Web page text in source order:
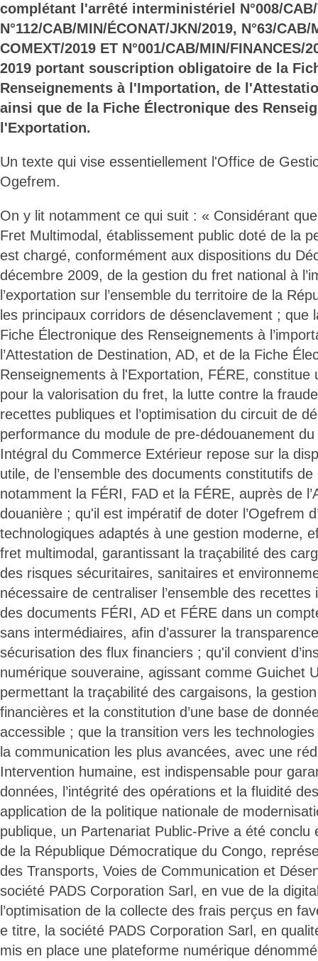
complétant l'arrêté interministériel N°008/CAB/
N°112/CAB/MIN/ÉCONAT/JKN/2019, N°63/CAB/
COMEXT/2019 ET N°001/CAB/MIN/FINANCES/
2019 portant souscription obligatoire de la
Renseignements à l'Importation, de
ainsi que de la Fiche Électronique des
l'Exportation.
Un texte qui vise essentiellement l'Office de
Ogefrem.
On y lit notamment ce qui suit : « Considérant
Fret Multimodal, établissement public doté de la
est chargé, conformément aux dispositions du
décembre 2009, de la gestion du fret national à
l’exportation sur l’ensemble du territoire de la
les principaux corridors de désenclavement ;
Fiche Électronique des Renseignements à
l’Attestation de Destination, AD, et de la Fiche
Renseignements à l'Exportation, FÉRE, constitue
pour la valorisation du fret, la lutte contre la
recettes publiques et l’optimisation du circuit de
performance du module de pre-dédouanement
Intégral du Commerce Extérieur repose sur la
utile, de l’ensemble des documents constitutifs
notamment la FÉRI, FAD et la FÉRE, auprès de
douanière ; qu'il est impératif de doter l’Ogefrem
technologiques adaptés à une gestion moderne,
fret multimodal, garantissant la traçabilité des
des risques sécuritaires, sanitaires et
nécessaire de centraliser l’ensemble des
des documents FÉRI, AD et FÉRE dans un
sans intermédiaires, afin d’assurer la
sécurisation des flux financiers ; qu'il convient
numérique souveraine, agissant comme Guichet
permettant la traçabilité des cargaisons, la
financières et la constitution d’une base de
accessible ; que la transition vers les technologies
la communication les plus avancées, avec une
Intervention humaine, est indispensable pour
données, l’intégrité des opérations et la fluidité
application de la politique nationale de
publique, un Partenariat Public-Prive a été conclu
de la République Démocratique du Congo,
des Transports, Voies de Communication et
société PADS Corporation Sarl, en vue de la
l’optimisation de la collecte des frais perçus en
e titre, la société PADS Corporation Sarl, en
mis en place une plateforme numérique